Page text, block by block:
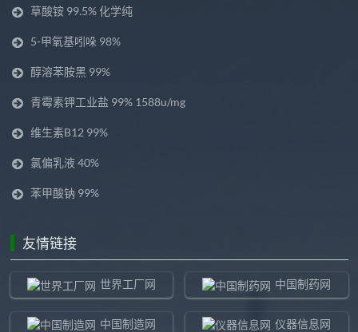
草酸铵 99.5% 化学纯
5-甲氧基吲哚 98%
醇溶苯胺黑 99%
青霉素钾工业盐 99% 1588u/mg
维生素B12 99%
氯偏乳液 40%
苯甲酸钠 99%
友情链接
世界工厂网 中国制药网
中国制造网 仪器信息网